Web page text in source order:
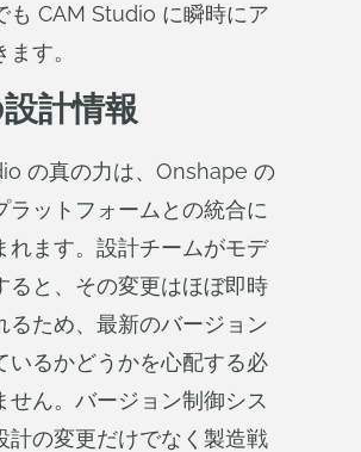
も CAM Studio に瞬時にア
す。
計情報
の真の力は、Onshape の
ラットフォームとの統合に
れます。設計チームがモデ
ると、その変更はほぼ即時
るため、最新のバージョン
いるかどうかを心配する必
せん。バージョン制御シス
計の変更だけでなく製造戦